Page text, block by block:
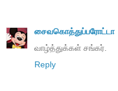
சைவகொத்துப்பரோட்டா
வாழ்த்துக்கள் சங்கர்.
Reply